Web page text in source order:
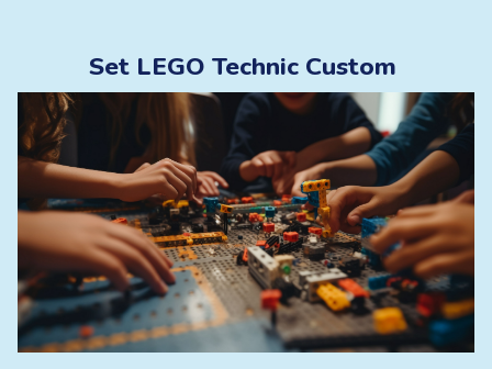
Set LEGO Technic Custom